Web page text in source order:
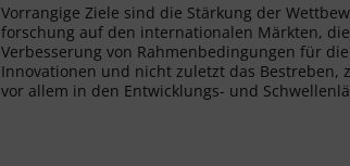
Vorrangige Ziele sind die Stärkung der
forschung auf den internationalen Märkten,
Verbesserung von Rahmenbedingungen für
Innovationen und nicht zuletzt das Bestreben,
vor allem in den Entwicklungs- und